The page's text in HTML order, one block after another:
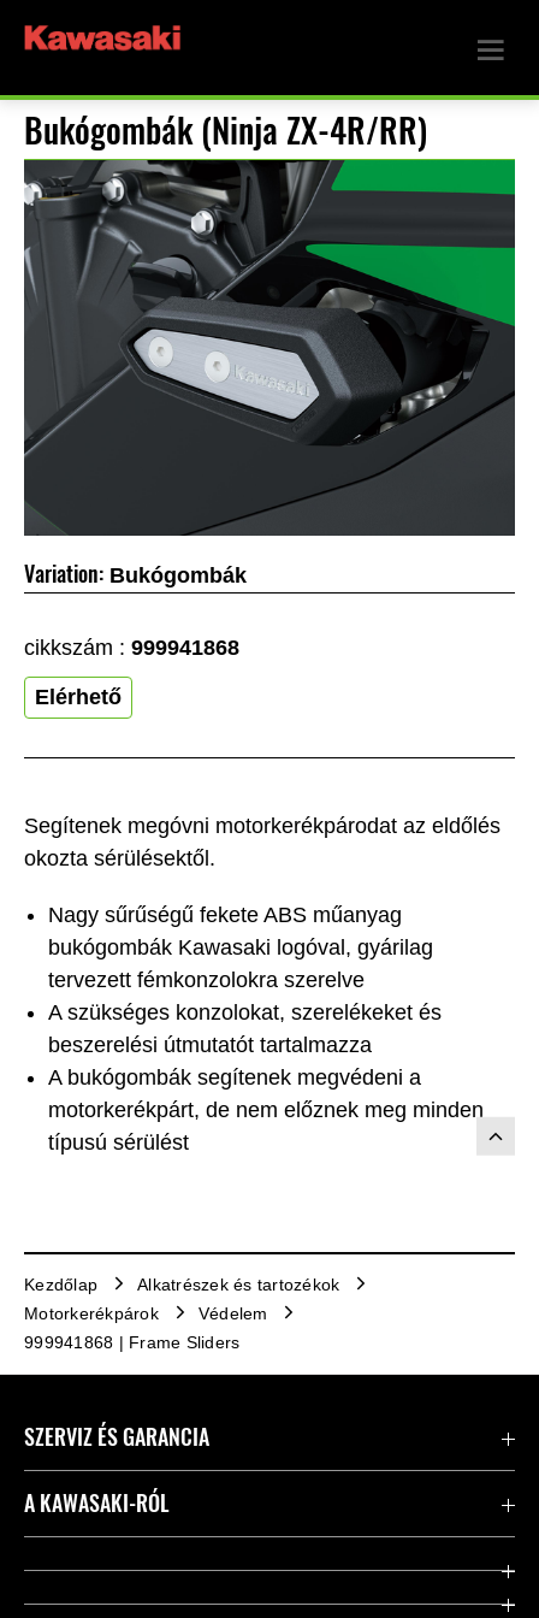
Bukógombák (Ninja ZX-4R/RR)
Segítenek megóvni motorkerékpárodat az eldőlés
okozta sérülésektől.
Nagy sűrűségű fekete ABS műanyag
bukógombák Kawasaki logóval, gyárilag
tervezett fémkonzolokra szerelve
A szükséges konzolokat, szerelékeket és
beszerelési útmutatót tartalmazza
A bukógombák segítenek megvédeni a
motorkerékpárt, de nem előznek meg minden
típusú sérülést
Variation: Bukógombák
cikkszám : 999941868
Elérhető
Kezdőlap
Alkatrészek és tartozékok
Motorkerékpárok
Védelem
999941868 | Frame Sliders
SZERVIZ ÉS GARANCIA
Kapcsolat
Hasznos linkek
A KAWASAKI-RÓL
Vállalatunk